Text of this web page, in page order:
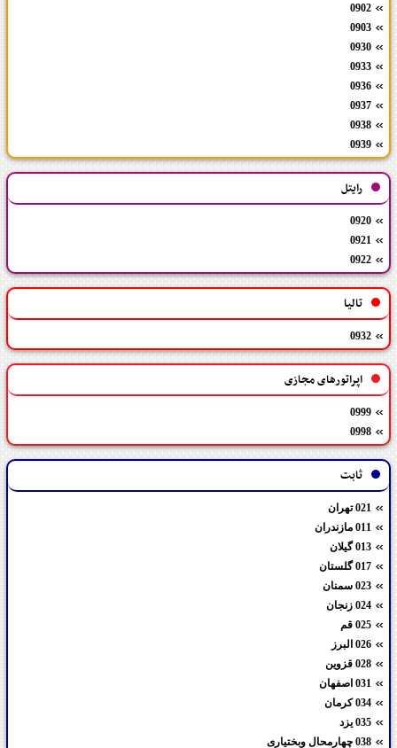
0902
0903
0930
0933
0936
0937
0938
0939
رایتل
0920
0921
0922
تالیا
0932
اپراتورهای مجازی
0999
0998
ثابت
021 تهران
011 مازندران
013 گیلان
017 گلستان
023 سمنان
024 زنجان
025 قم
026 البرز
028 قزوین
031 اصفهان
034 کرمان
035 یزد
038 چهارمحال وبختیاری